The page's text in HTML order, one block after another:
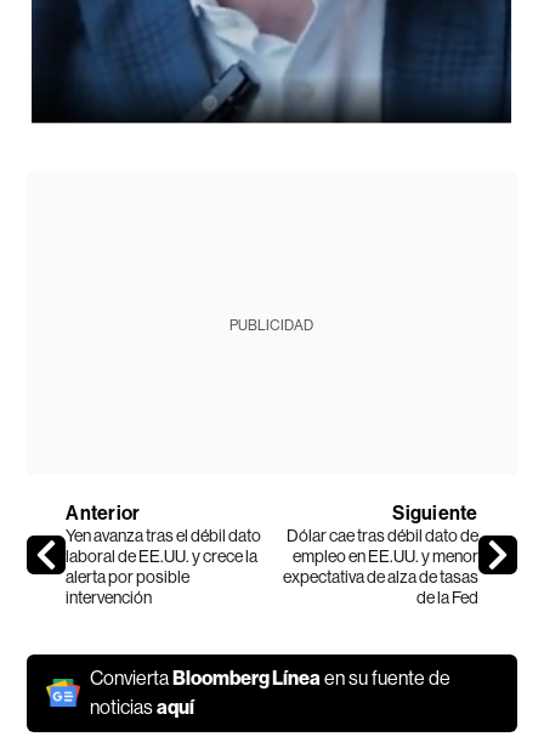
PUBLICIDAD
Anterior
Yen avanza tras el débil dato
laboral de EE.UU. y crece la
alerta por posible
intervención
Siguiente
Dólar cae tras débil dato de
empleo en EE.UU. y menor
expectativa de alza de tasas
de la Fed
ConviertaBloomberg Línea en su fuente de
noticiasaquí